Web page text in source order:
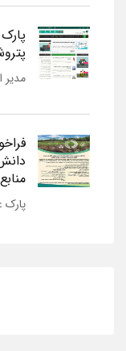
مدیر
پارک